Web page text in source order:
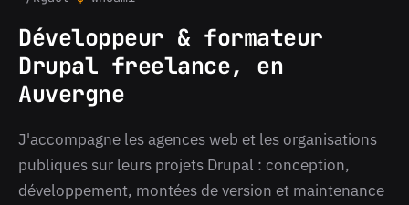
Développeur & formateur
Drupal freelance, en
Auvergne
J'accompagne les agences web et les organisations
publiques sur leurs projets Drupal : conception,
développement, montées de version et maintenance